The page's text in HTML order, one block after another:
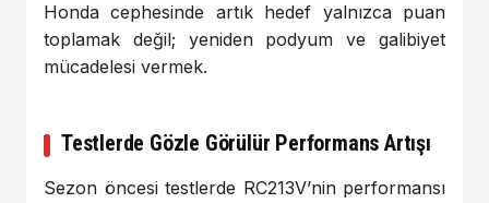
Honda cephesinde artık hedef yalnızca puan
toplamak değil; yeniden podyum ve galibiyet
mücadelesi vermek.
Testlerde Gözle Görülür Performans Artışı
Sezon öncesi testlerde RC213V’nin performansı